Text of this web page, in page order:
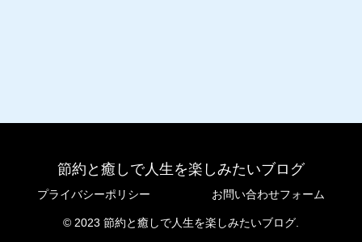
節約と癒しで人生を楽しみたいブログ
プライバシーポリシー お問い合わせフォーム
© 2023 節約と癒しで人生を楽しみたいブログ.